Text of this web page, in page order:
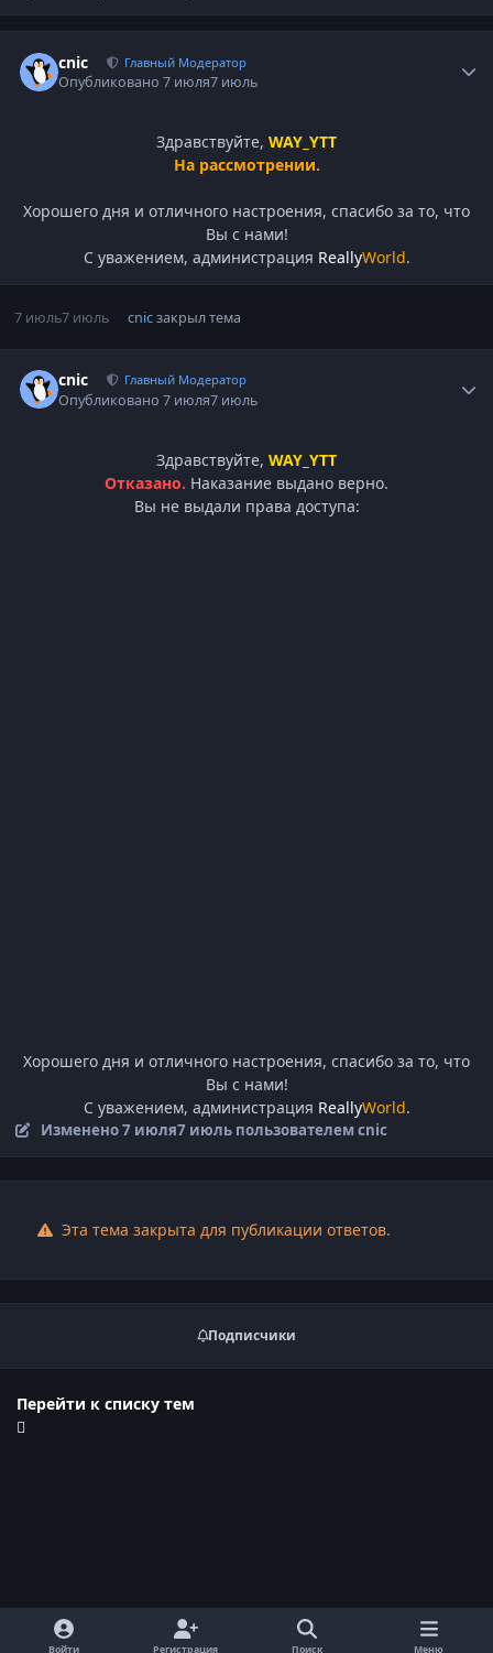
cnic Главный Модератор
Опубликовано7 июля7 июль
Здравствуйте, WAY_YTT
На рассмотрении.
Хорошего дня и отличного настроения, спасибо за то, что
Вы с нами!
С уважением, администрация ReallyWorld.
7 июль7 июль cnicзакрыл тема
cnic Главный Модератор
Опубликовано7 июля7 июль
Здравствуйте, WAY_YTT
Отказано. Наказание выдано верно.
Вы не выдали права доступа:
Хорошего дня и отличного настроения, спасибо за то, что
Вы с нами!
С уважением, администрация ReallyWorld.
Изменено7 июля7 июльпользователем cnic
Эта тема закрыта для публикации ответов.
Подписчики
Перейти к списку тем
Войти Регистрация Поиск Меню